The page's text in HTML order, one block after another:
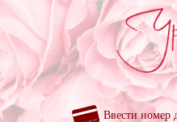
Ввести номер